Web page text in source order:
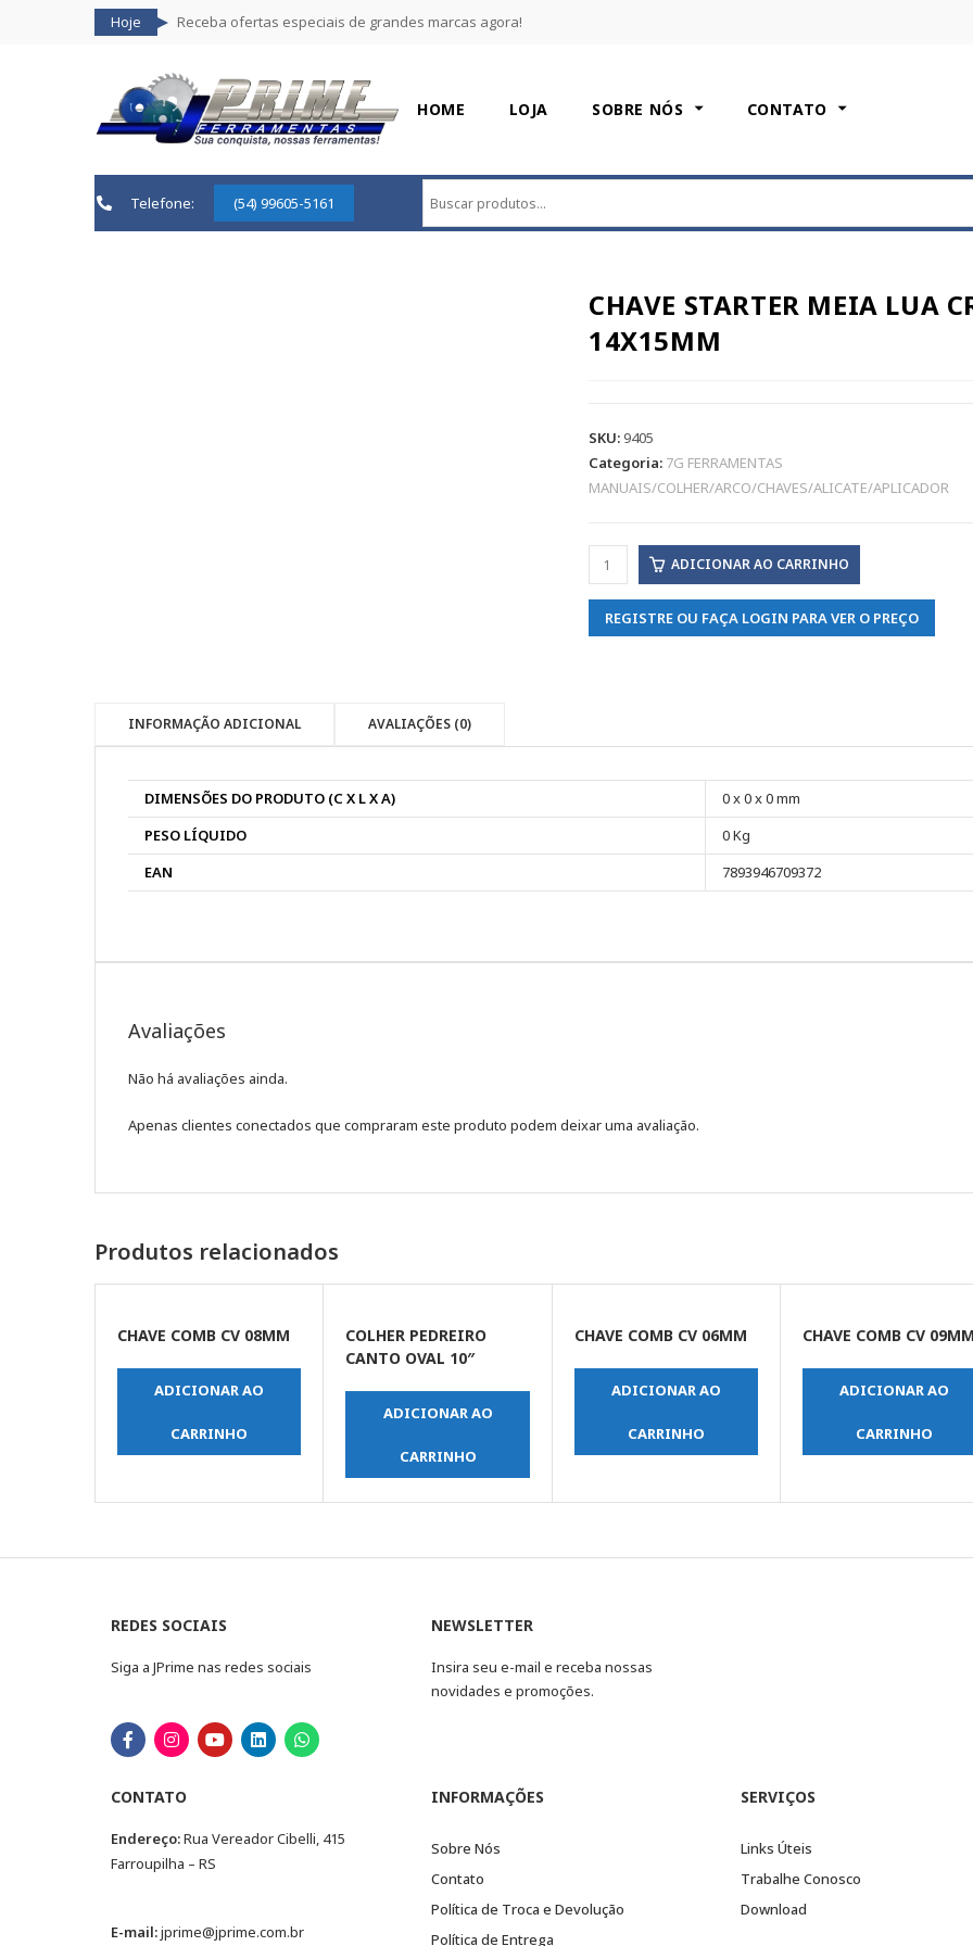
Hoje Receba ofertas especiais de grandes marcas agora!
HOME LOJA SOBRE NÓS CONTATO
Telefone: (54) 99605-5161
CHAVE STARTER MEIA LUA
14X15MM
SKU:9405
Categoria: 7G FERRAMENTAS
MANUAIS/COLHER/ARCO/CHAVES/ALICATE/APLICADOR
ADICIONAR AO CARRINHO
REGISTRE OU FAÇA LOGIN PARA VER O PREÇO
INFORMAÇÃO ADICIONAL AVALIAÇÕES (0)
DIMENSÕES DO PRODUTO (C X L X A)
0 x 0 x 0 mm
PESO LÍQUIDO
0 Kg
EAN
7893946709372
Avaliações
Não há avaliações ainda.
Apenas clientes conectados que compraram este produto podem deixar uma avaliação.
Produtos relacionados
CHAVE COMB CV 08MM
ADICIONAR AO
CARRINHO
COLHER PEDREIRO
CANTO OVAL 10″
ADICIONAR AO
CARRINHO
CHAVE COMB CV 06MM
ADICIONAR AO
CARRINHO
CHAVE COMB CV 09MM
ADICIONAR AO
CARRINHO
REDES SOCIAIS
Siga a JPrime nas redes sociais
NEWSLETTER
Insira seu e-mail e receba nossas
novidades e promoções.
CONTATO
Endereço:Rua Vereador Cibelli, 415
Farroupilha – RS
E-mail:jprime@jprime.com.br
INFORMAÇÕES
Sobre Nós
Contato
Política de Troca e Devolução
Política de Entrega
SERVIÇOS
Links Úteis
Trabalhe Conosco
Download